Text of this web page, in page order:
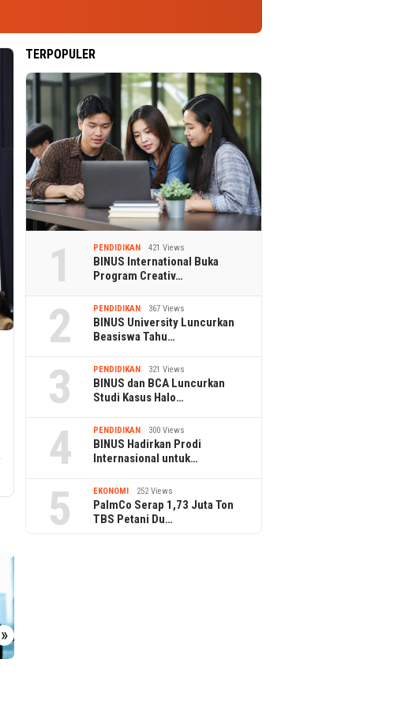
»
TERPOPULER
1 PENDIDIKAN 421 Views
BINUS International Buka
Program Creativ…
2 PENDIDIKAN 367 Views
BINUS University Luncurkan
Beasiswa Tahu…
3 PENDIDIKAN 321 Views
BINUS dan BCA Luncurkan
Studi Kasus Halo…
4 PENDIDIKAN 300 Views
BINUS Hadirkan Prodi
Internasional untuk…
5 EKONOMI 252 Views
PalmCo Serap 1,73 Juta Ton
TBS Petani Du…